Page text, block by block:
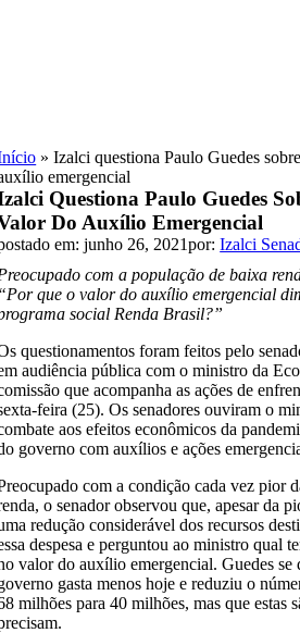
»Izalci questiona Paulo Guedes
emergencial
Questiona Paulo Guedes
Do Auxílio Emergencial
em: junho 26, 2021por:Izalci
com a população de baixa
que o valor do auxílio emergencial
social Renda Brasil?”
questionamentos foram feitos pelo
audiência pública com o ministro da
que acompanha as ações de
feira (25). Os senadores ouviram o
aos efeitos econômicos da
governo com auxílios e ações
com a condição cada vez pior
o senador observou que, apesar da
redução considerável dos recursos
despesa e perguntou ao ministro qual
valor do auxílio emergencial. Guedes se
gasta menos hoje e reduziu o
milhões para 40 milhões, mas que estas